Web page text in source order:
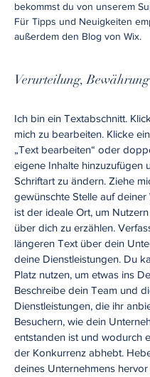
bekommst du von unserem
Für Tipps und Neuigkeiten
außerdem den Blog von Wix.
Verurteilung,
Ich bin ein Textabschnitt.
mich zu bearbeiten. Klicke
„Text bearbeiten“ oder
eigene Inhalte hinzuzufügen
Schriftart zu ändern. Ziehe
gewünschte Stelle auf deiner
ist der ideale Ort, um
über dich zu erzählen.
längeren Text über dein
deine Dienstleistungen. Du
Platz nutzen, um etwas ins
Beschreibe dein Team und
Dienstleistungen, die ihr
Besuchern, wie dein
entstanden ist und wodurch
der Konkurrenz abhebt.
deines Unternehmens